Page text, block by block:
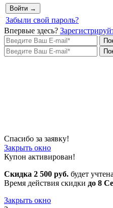
Войти →
Забыли свой пароль?
Впервые здесь?
Спасибо за заявку!
Закрыть окно
Купон активирован!
Скидка 2 500 руб. будет
Время действия скидки до 8
Закрыть окно